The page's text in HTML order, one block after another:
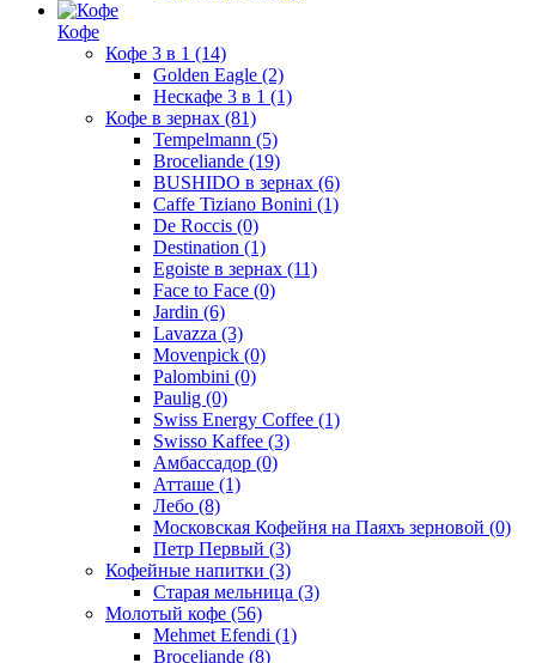
Кофе
Кофе 3 в 1 (14)
Golden Eagle (2)
Нескафе 3 в 1 (1)
Кофе в зернах (81)
Tempelmann (5)
Broceliande (19)
BUSHIDO в зернах (6)
Caffe Tiziano Bonini (1)
De Roccis (0)
Destination (1)
Egoiste в зернах (11)
Face to Face (0)
Jardin (6)
Lavazza (3)
Movenpick (0)
Palombini (0)
Paulig (0)
Swiss Energy Coffee (1)
Swisso Kaffee (3)
Амбассадор (0)
Атташе (1)
Лебо (8)
Московская Кофейня на Паяхъ зерновой (0)
Петр Первый (3)
Кофейные напитки (3)
Старая мельница (3)
Молотый кофе (56)
Mehmet Efendi (1)
Broceliande (8)